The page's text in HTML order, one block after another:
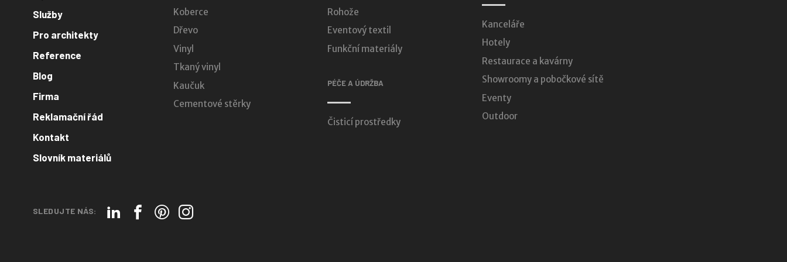
Služby
Pro architekty
Reference
Blog
Firma
Reklamační řád
Kontakt
Slovník materiálů
Koberce
Dřevo
Vinyl
Tkaný vinyl
Kaučuk
Cementové stěrky
Rohože
Eventový textil
Funkční materiály
PÉČE A ÚDRŽBA
Čisticí prostředky
Kanceláře
Hotely
Restaurace a kavárny
Showroomy a pobočkové sítě
Eventy
Outdoor
SLEDUJTE NÁS: